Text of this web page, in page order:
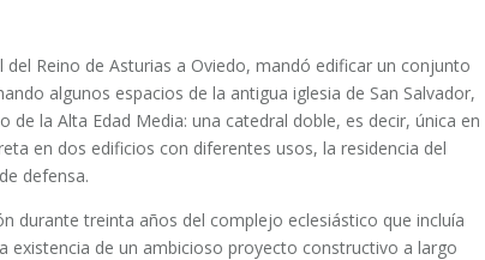
Reino de Asturias a Oviedo, mandó edificar un conjunto
algunos espacios de la antigua iglesia de San Salvador,
la Alta Edad Media: una catedral doble, es decir, única en
en dos edificios con diferentes usos, la residencia del
defensa.
durante treinta años del complejo eclesiástico que incluía
existencia de un ambicioso proyecto constructivo a largo